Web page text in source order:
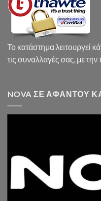
Το κατάστημα λειτουργεί
τις συναλλαγές σας, με
NOVA ΣΕ ΑΦΆΝΤΟΥ